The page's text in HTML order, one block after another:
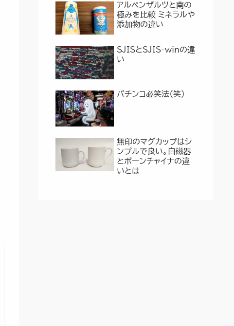
アルペンザルツと南の
極みを比較 ミネラルや
添加物の違い
SJISとSJIS-winの違
い
パチンコ必笑法（笑）
無印のマグカップはシ
ンプルで良い。白磁器
とボーンチャイナの違
いとは